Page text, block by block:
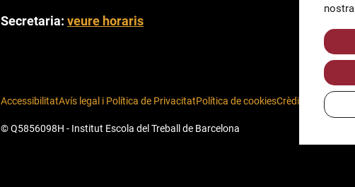
Secretaria: veure horaris
AccessibilitatAvís legal i Política de PrivacitatPolítica de cookiesCrèdits
© Q5856098H - Institut Escola del Treball de Barcelona
nostra